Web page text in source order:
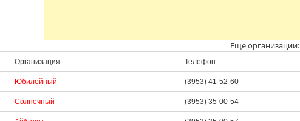
Еще организации:
Организация Телефон
Юбилейный (3953) 41-52-60
Солнечный (3953) 35-00-54